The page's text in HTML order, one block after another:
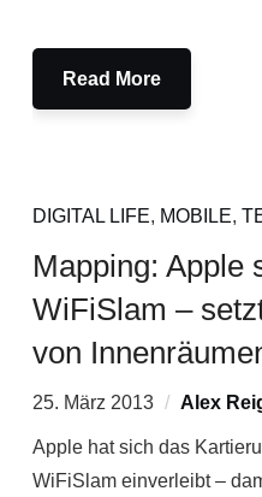
Read More
DIGITAL LIFE, MOBILE,
Mapping: Apple
WiFiSlam –
von
25. März 2013 Alex
Apple hat sich das
WiFiSlam einverleibt –